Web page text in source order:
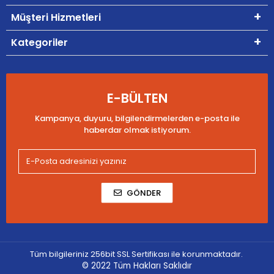
Müşteri Hizmetleri
Kategoriler
E-BÜLTEN
Kampanya, duyuru, bilgilendirmelerden e-posta ile
haberdar olmak istiyorum.
GÖNDER
Tüm bilgileriniz 256bit SSL Sertifikası ile korunmaktadır.
© 2022 Tüm Hakları Saklıdır